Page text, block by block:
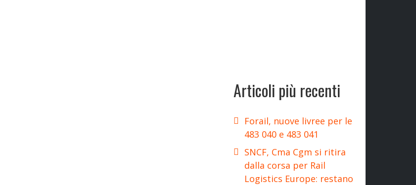
Articoli più recenti
Forail, nuove livree per le
483 040 e 483 041
SNCF, Cma Cgm si ritira
dalla corsa per Rail
Logistics Europe: restano